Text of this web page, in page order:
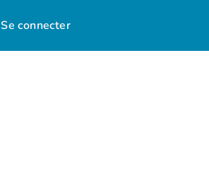
Se connecter